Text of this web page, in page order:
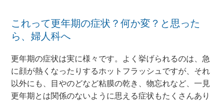
これって更年期の症状？何か変？と思った
ら、婦人科へ
更年期の症状は実に様々です。よく挙げられるのは、急
に顔が熱くなったりするホットフラッシュですが、それ
以外にも、目やのどなど粘膜の乾き、物忘れなど、一見
更年期とは関係のないように思える症状もたくさんあり